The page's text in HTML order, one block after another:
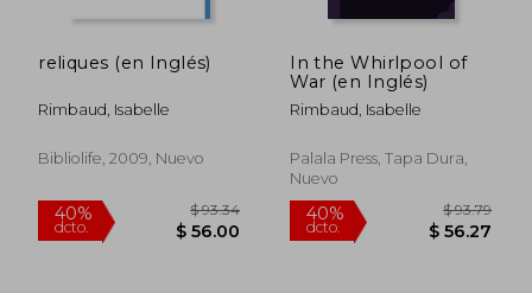
reliques (en Inglés)
Rimbaud, Isabelle
Bibliolife, 2009, Nuevo
In the Whirlpool of
War (en Inglés)
Rimbaud, Isabelle
Palala Press, Tapa Dura,
Nuevo